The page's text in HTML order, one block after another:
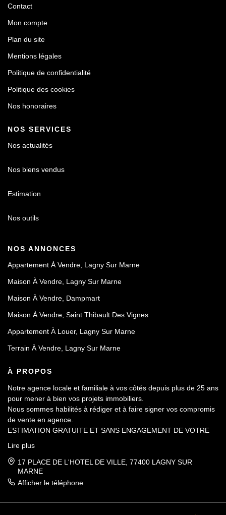
Contact
Mon compte
Plan du site
Mentions légales
Politique de confidentialité
Politique des cookies
Nos honoraires
NOS SERVICES
Nos actualités
Nos biens vendus
Estimation
Nos outils
NOS ANNONCES
Appartement À Vendre, Lagny Sur Marne
Maison À Vendre, Lagny Sur Marne
Maison À Vendre, Dampmart
Maison À Vendre, Saint Thibault Des Vignes
Appartement À Louer, Lagny Sur Marne
Terrain À Vendre, Lagny Sur Marne
À PROPOS
Notre agence locale et familiale à vos côtés depuis plus de 25 ans
pour mener à bien vos projets immobiliers.
Nous sommes habilités à rédiger et à faire signer vos compromis
de vente en agence.
ESTIMATION GRATUITE ET SANS ENGAGEMENT DE VOTRE
Lire plus
17 PLACE DE L'HOTEL DE VILLE, 77400 LAGNY SUR
MARNE
Afficher le téléphone